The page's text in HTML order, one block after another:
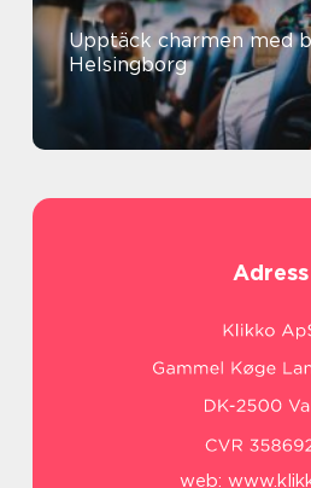
Upptäck charmen med
Helsingborg
Adress
web: